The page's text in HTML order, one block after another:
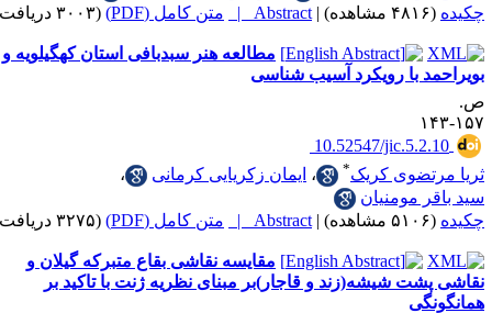
|
Abstract | متن کامل (PDF) (۳۰۰۳ دریافت)
مطالعه هنر سبدبافی استان کهگیلویه و
با رویکرد آسیب شناسی
10.52547/
کریک
، ایمان زکریایی کرمانی
مومنیان
|
Abstract | متن کامل (PDF) (۳۲۷۵ دریافت)
مقایسه نقاشی بقاع متبرکه گیلان و
شیشه(زند و قاجار)بر مبنای نظریه ژنت با تاکید بر